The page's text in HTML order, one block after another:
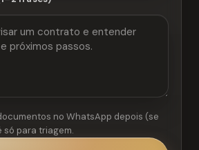
no WhatsApp depois (se
só para triagem.